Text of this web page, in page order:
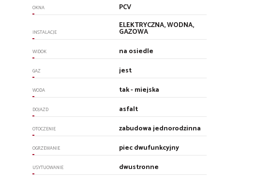
OKNA PCV
INSTALACJE
ELEKTRYCZNA, WODNA,
GAZOWA
WIDOK na osiedle
GAZ jest
WODA tak - miejska
DOJAZD asfalt
OTOCZENIE zabudowa jednorodzinna
OGRZEWANIE piec dwufunkcyjny
USYTUOWANIE dwustronne